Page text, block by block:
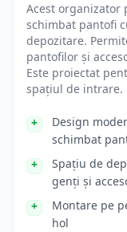
Acest organizator
schimbat pantofi
depozitare.
pantofilor și
Este proiectat
spațiul de intrare.
Design
schimbat
Spațiu de
genți și
Montare pe
hol